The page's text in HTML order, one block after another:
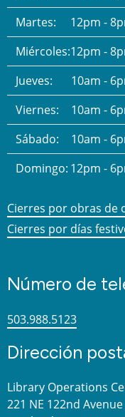
Martes:
12pm -
Miércoles:12pm -
Jueves:
10am -
Viernes:
10am -
Sábado:
10am -
Domingo: 12pm -
Cierres por obras de
Cierres por días
Número de
503.988.5123
Dirección
Library Operations
221 NE 122nd Avenue